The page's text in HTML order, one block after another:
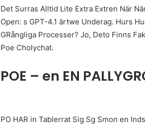
Det Surras Alltid Lite Extra Extren När
Open: s GPT-4.1 ärtwe Underag. Hurs
GRångliga Processer? Jo, Deto Finns
Poe Cholychat.
POE – en EN
PO HAR in Tablerrat Sig Sg Smon en